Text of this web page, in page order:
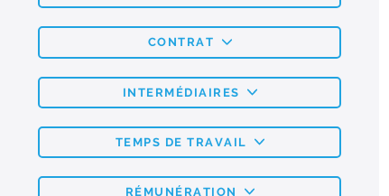
CONTRAT
INTERMÉDIAIRES
TEMPS DE TRAVAIL
RÉMUNÉRATION